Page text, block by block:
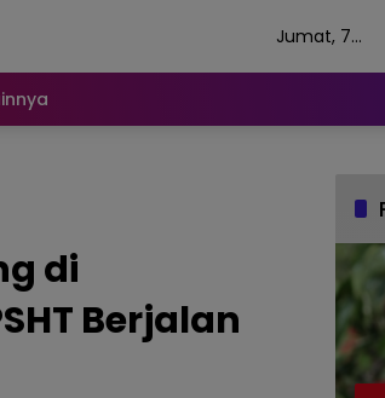
Jumat, 7
di
Berjalan